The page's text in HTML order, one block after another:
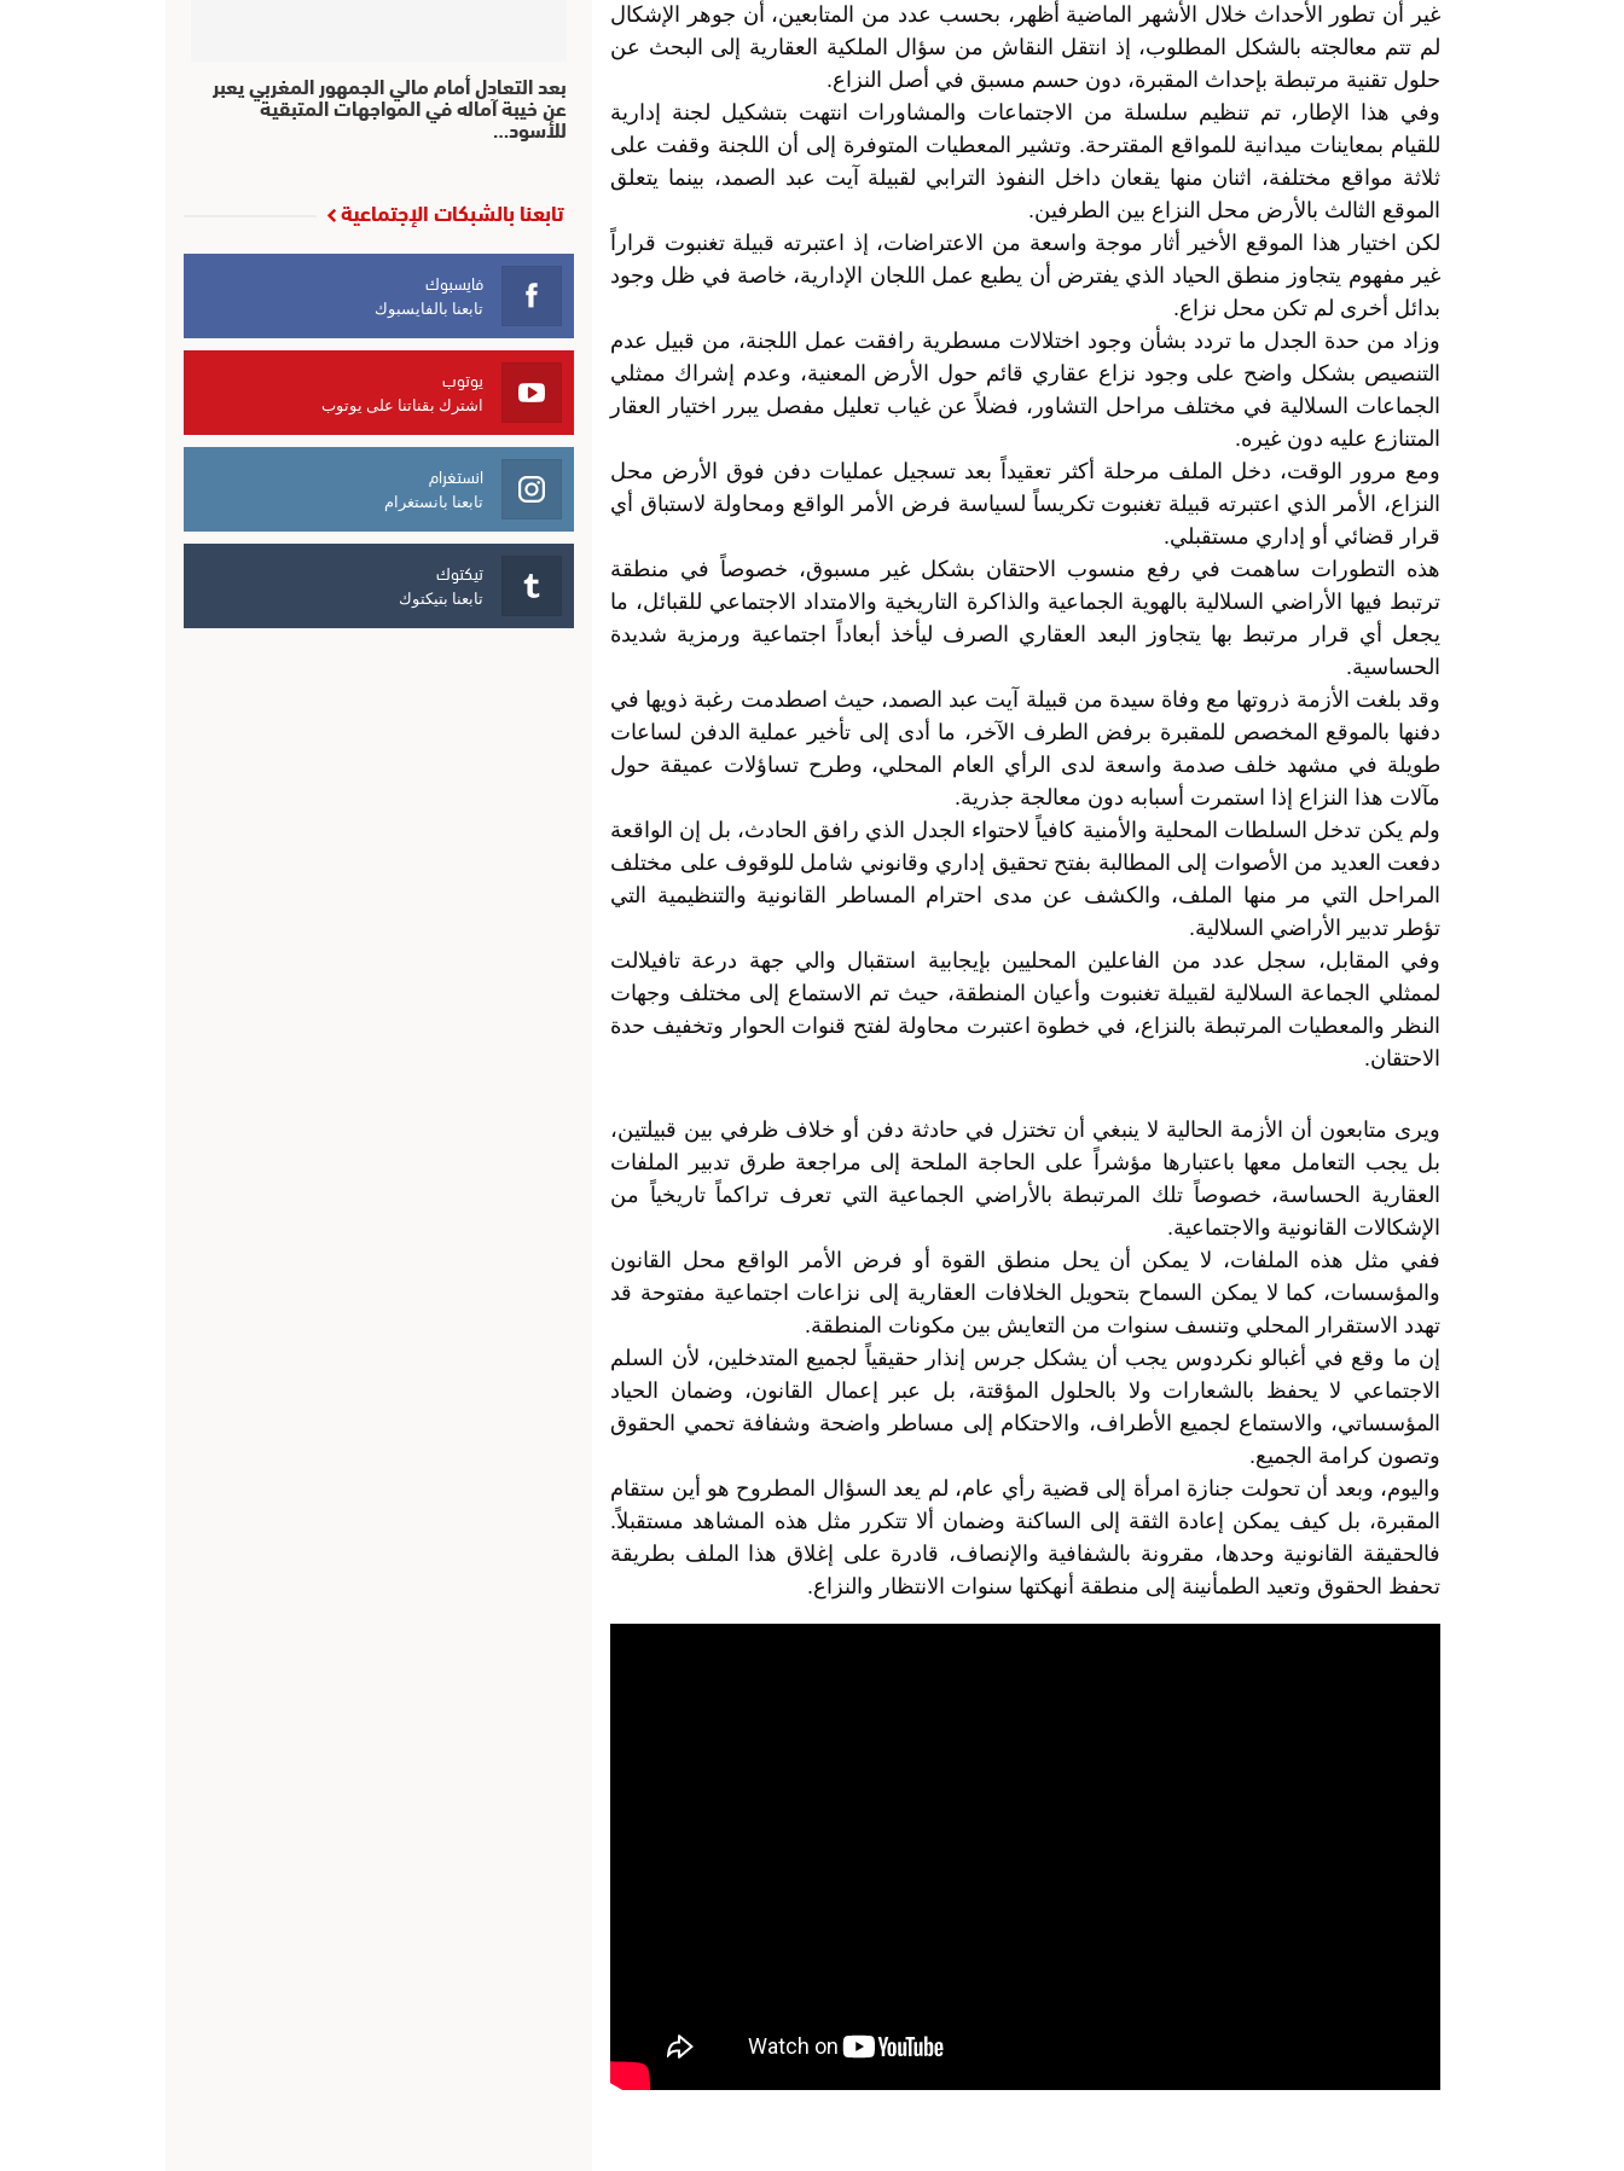
غير أن تطور الأحداث خلال الأشهر الماضية أظهر، بحسب عدد من المتابعين، أن جوهر الإشكال
لم تتم معالجته بالشكل المطلوب، إذ انتقل النقاش من سؤال الملكية العقارية إلى البحث عن
حلول تقنية مرتبطة بإحداث المقبرة، دون حسم مسبق في أصل النزاع.
وفي هذا الإطار، تم تنظيم سلسلة من الاجتماعات والمشاورات انتهت بتشكيل لجنة إدارية
للقيام بمعاينات ميدانية للمواقع المقترحة. وتشير المعطيات المتوفرة إلى أن اللجنة وقفت على
ثلاثة مواقع مختلفة، اثنان منها يقعان داخل النفوذ الترابي لقبيلة آيت عبد الصمد، بينما يتعلق
الموقع الثالث بالأرض محل النزاع بين الطرفين.
لكن اختيار هذا الموقع الأخير أثار موجة واسعة من الاعتراضات، إذ اعتبرته قبيلة تغنبوت قراراً
غير مفهوم يتجاوز منطق الحياد الذي يفترض أن يطبع عمل اللجان الإدارية، خاصة في ظل وجود
بدائل أخرى لم تكن محل نزاع.
وزاد من حدة الجدل ما تردد بشأن وجود اختلالات مسطرية رافقت عمل اللجنة، من قبيل عدم
التنصيص بشكل واضح على وجود نزاع عقاري قائم حول الأرض المعنية، وعدم إشراك ممثلي
الجماعات السلالية في مختلف مراحل التشاور، فضلاً عن غياب تعليل مفصل يبرر اختيار العقار
المتنازع عليه دون غيره.
ومع مرور الوقت، دخل الملف مرحلة أكثر تعقيداً بعد تسجيل عمليات دفن فوق الأرض محل
النزاع، الأمر الذي اعتبرته قبيلة تغنبوت تكريساً لسياسة فرض الأمر الواقع ومحاولة لاستباق أي
قرار قضائي أو إداري مستقبلي.
هذه التطورات ساهمت في رفع منسوب الاحتقان بشكل غير مسبوق، خصوصاً في منطقة
ترتبط فيها الأراضي السلالية بالهوية الجماعية والذاكرة التاريخية والامتداد الاجتماعي للقبائل، ما
يجعل أي قرار مرتبط بها يتجاوز البعد العقاري الصرف ليأخذ أبعاداً اجتماعية ورمزية شديدة
الحساسية.
وقد بلغت الأزمة ذروتها مع وفاة سيدة من قبيلة آيت عبد الصمد، حيث اصطدمت رغبة ذويها في
دفنها بالموقع المخصص للمقبرة برفض الطرف الآخر، ما أدى إلى تأخير عملية الدفن لساعات
طويلة في مشهد خلف صدمة واسعة لدى الرأي العام المحلي، وطرح تساؤلات عميقة حول
مآلات هذا النزاع إذا استمرت أسبابه دون معالجة جذرية.
ولم يكن تدخل السلطات المحلية والأمنية كافياً لاحتواء الجدل الذي رافق الحادث، بل إن الواقعة
دفعت العديد من الأصوات إلى المطالبة بفتح تحقيق إداري وقانوني شامل للوقوف على مختلف
المراحل التي مر منها الملف، والكشف عن مدى احترام المساطر القانونية والتنظيمية التي
تؤطر تدبير الأراضي السلالية.
وفي المقابل، سجل عدد من الفاعلين المحليين بإيجابية استقبال والي جهة درعة تافيلالت
لممثلي الجماعة السلالية لقبيلة تغنبوت وأعيان المنطقة، حيث تم الاستماع إلى مختلف وجهات
النظر والمعطيات المرتبطة بالنزاع، في خطوة اعتبرت محاولة لفتح قنوات الحوار وتخفيف حدة
الاحتقان.
ويرى متابعون أن الأزمة الحالية لا ينبغي أن تختزل في حادثة دفن أو خلاف ظرفي بين قبيلتين،
بل يجب التعامل معها باعتبارها مؤشراً على الحاجة الملحة إلى مراجعة طرق تدبير الملفات
العقارية الحساسة، خصوصاً تلك المرتبطة بالأراضي الجماعية التي تعرف تراكماً تاريخياً من
الإشكالات القانونية والاجتماعية.
ففي مثل هذه الملفات، لا يمكن أن يحل منطق القوة أو فرض الأمر الواقع محل القانون
والمؤسسات، كما لا يمكن السماح بتحويل الخلافات العقارية إلى نزاعات اجتماعية مفتوحة قد
تهدد الاستقرار المحلي وتنسف سنوات من التعايش بين مكونات المنطقة.
إن ما وقع في أغبالو نكردوس يجب أن يشكل جرس إنذار حقيقياً لجميع المتدخلين، لأن السلم
الاجتماعي لا يحفظ بالشعارات ولا بالحلول المؤقتة، بل عبر إعمال القانون، وضمان الحياد
المؤسساتي، والاستماع لجميع الأطراف، والاحتكام إلى مساطر واضحة وشفافة تحمي الحقوق
وتصون كرامة الجميع.
واليوم، وبعد أن تحولت جنازة امرأة إلى قضية رأي عام، لم يعد السؤال المطروح هو أين ستقام
المقبرة، بل كيف يمكن إعادة الثقة إلى الساكنة وضمان ألا تتكرر مثل هذه المشاهد مستقبلاً.
فالحقيقة القانونية وحدها، مقرونة بالشفافية والإنصاف، قادرة على إغلاق هذا الملف بطريقة
تحفظ الحقوق وتعيد الطمأنينة إلى منطقة أنهكتها سنوات الانتظار والنزاع.
بعد التعادل أمام مالي الجمهور المغربي يعبر
عن خيبة آماله في المواجهات المتبقية
للأسود…
تابعنا بالشبكات الإجتماعية
فايسبوك
تابعنا بالفايسبوك
يوتوب
اشترك بقناتنا على يوتوب
انستغرام
تابعنا بانستغرام
تيكتوك
تابعنا بتيكتوك